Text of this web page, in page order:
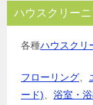
ハウスクリー
各種ハウスクリ
フローリング
ード)
浴室・